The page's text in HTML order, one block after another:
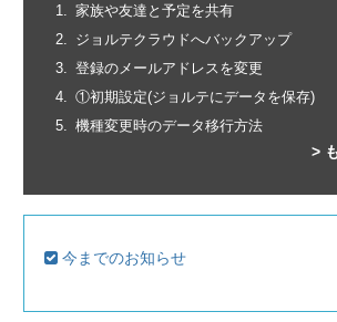
家族や友達と予定を共有
ジョルテクラウドへバックアップ
登録のメールアドレスを変更
①初期設定(ジョルテにデータを保存)
機種変更時のデータ移行方法
>
今までのお知らせ